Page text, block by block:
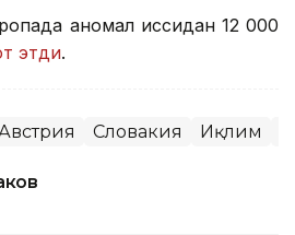
аномал иссиқдан 12 000
этди.
Словакия Иқлим